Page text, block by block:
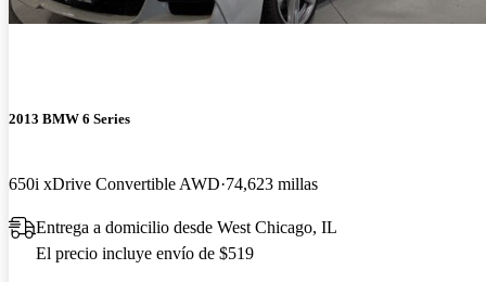
2013 BMW 6 Series
650i xDrive Convertible AWD 74,623 millas
Entrega a domicilio desde West Chicago, IL
El precio incluye envío de $519